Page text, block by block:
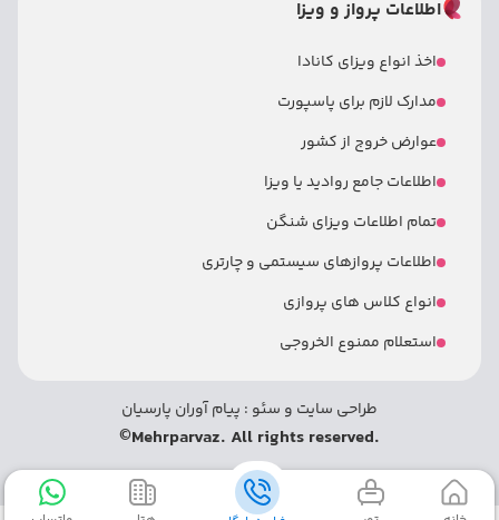
اطلاعات پرواز و ویزا
اخذ انواع ویزای کانادا
مدارک لازم برای پاسپورت
عوارض خروج از کشور
اطلاعات جامع روادید یا ویزا
تمام اطلاعات ویزای شنگن
اطلاعات پروازهای سیستمی و چارتری
انواع کلاس های پروازی
استعلام ممنوع الخروجی
طراحی سایت و سئو : پیام آوران پارسیان
© .Mehrparvaz. All rights reserved